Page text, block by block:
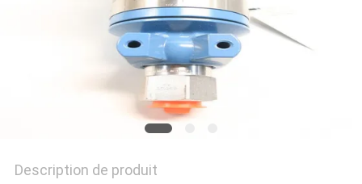
POLITIQUE
Description de produit